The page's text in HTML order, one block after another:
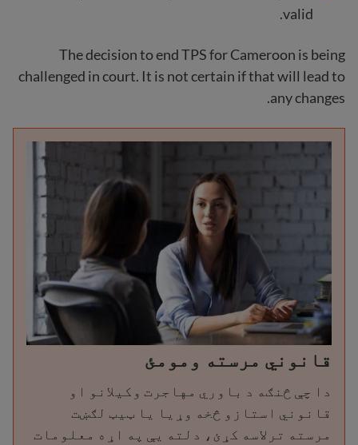
valid.
The decision to end TPS for Cameroon is being
challenged in court. It is not certain if that will lead to
any changes.
قانوني مرسته ومومئ
دا چې څنګه د باوري مهاجرت وکیلانو او
قانوني استازو څخه وړیا یا ټیټ لګښت
مرسته ترلاسه کړئ، دلته یې په اړه معلومات